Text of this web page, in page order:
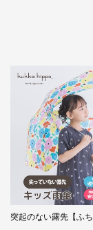
突起のない露先【ふ